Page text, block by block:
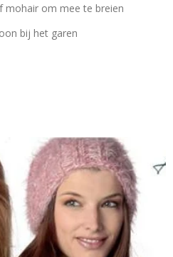
mohair om mee te breien
bij het garen